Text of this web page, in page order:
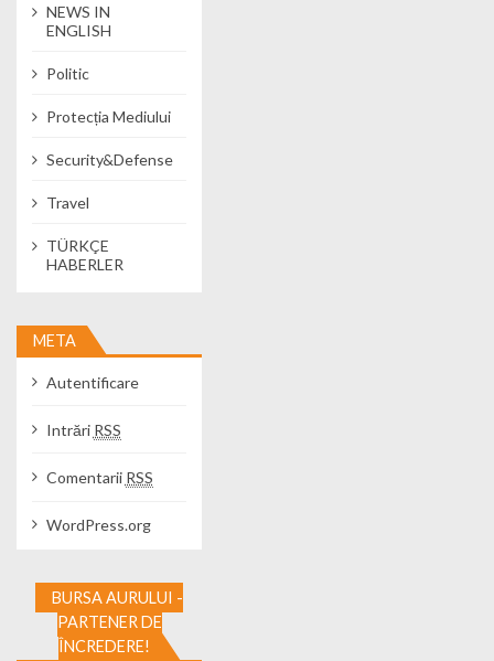
NEWS IN
ENGLISH
Politic
Protecția Mediului
Security&Defense
Travel
TÜRKÇE
HABERLER
META
Autentificare
Intrări RSS
Comentarii RSS
WordPress.org
BURSA AURULUI -
PARTENER DE
ÎNCREDERE!